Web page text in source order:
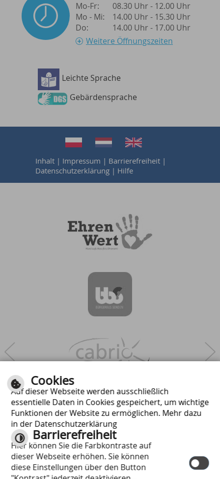
Mo-Fr:
Mo - Mi:
Do:
08.30 Uhr - 12.00 Uhr
14.00 Uhr - 15.30 Uhr
14.00 Uhr - 17.00 Uhr
Weitere Öffnungszeiten
Leichte Sprache
Gebärdensprache
Inhalt| Impressum | Barrierefreiheit|
Datenschutzerklärung| Hilfe
Cookies
Auf dieser Webseite werden ausschließlich
essentielle Daten in Cookies gespeichert, um wichtige
Funktionen der Website zu ermöglichen. Mehr dazu
in der Datenschutzerklärung
Barrierefreiheit
Hier können Sie die Farbkontraste auf
dieser Webseite erhöhen. Sie können
diese Einstellungen über den Button